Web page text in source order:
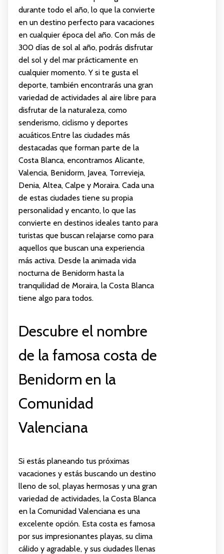
durante todo el año, lo que la convierte
en un destino perfecto para vacaciones
en cualquier época del año. Con más de
300 días de sol al año, podrás disfrutar
del sol y del mar prácticamente en
cualquier momento. Y si te gusta el
deporte, también encontrarás una gran
variedad de actividades al aire libre para
disfrutar de la naturaleza, como
senderismo, ciclismo y deportes
acuáticos.Entre las ciudades más
destacadas que forman parte de la
Costa Blanca, encontramos Alicante,
Valencia, Benidorm, Javea, Torrevieja,
Denia, Altea, Calpe y Moraira. Cada una
de estas ciudades tiene su propia
personalidad y encanto, lo que las
convierte en destinos ideales tanto para
turistas que buscan relajarse como para
aquellos que buscan una experiencia
más activa. Desde la animada vida
nocturna de Benidorm hasta la
tranquilidad de Moraira, la Costa Blanca
tiene algo para todos.
Descubre el nombre
de la famosa costa de
Benidorm en la
Comunidad
Valenciana
Si estás planeando tus próximas
vacaciones y estás buscando un destino
lleno de sol, playas hermosas y una gran
variedad de actividades, la Costa Blanca
en la Comunidad Valenciana es una
excelente opción. Esta costa es famosa
por sus impresionantes playas, su clima
cálido y agradable, y sus ciudades llenas